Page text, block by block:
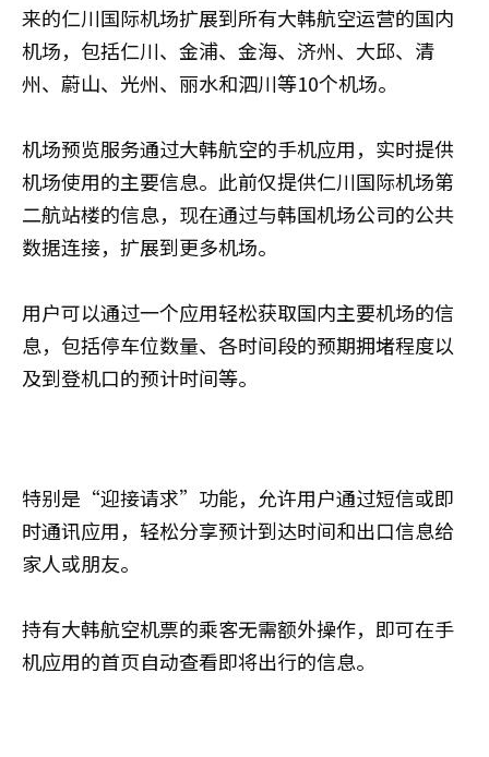
来的仁川国际机场扩展到所有大韩航空运营的国内
机场，包括仁川、金浦、金海、济州、大邱、清
州、蔚山、光州、丽水和泗川等10个机场。
机场预览服务通过大韩航空的手机应用，实时提供
机场使用的主要信息。此前仅提供仁川国际机场第
二航站楼的信息，现在通过与韩国机场公司的公共
数据连接，扩展到更多机场。
用户可以通过一个应用轻松获取国内主要机场的信
息，包括停车位数量、各时间段的预期拥堵程度以
及到登机口的预计时间等。
特别是“迎接请求”功能，允许用户通过短信或即
时通讯应用，轻松分享预计到达时间和出口信息给
家人或朋友。
持有大韩航空机票的乘客无需额外操作，即可在手
机应用的首页自动查看即将出行的信息。